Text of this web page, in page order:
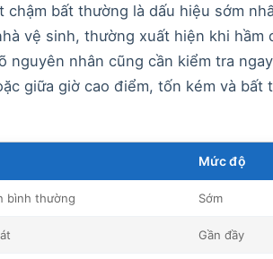
chậm bất thường là dấu hiệu sớm
vệ sinh, thường xuất hiện khi hầm
nguyên nhân cũng cần kiểm tra
giữa giờ cao điểm, tốn kém và
Mức độ
bình thường Sớm
Gần đầy